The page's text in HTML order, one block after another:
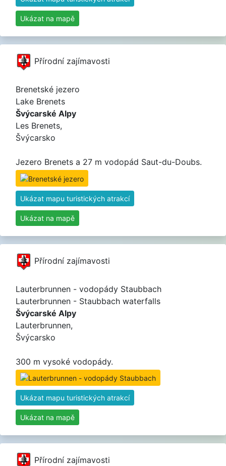
Ukázat na mapě
Přírodní zajímavosti
Brenetské jezero
Lake Brenets
Švýcarské Alpy
Les Brenets,
Švýcarsko
Jezero Brenets a 27 m vodopád Saut-du-Doubs.
Ukázat mapu turistických atrakcí
Ukázat na mapě
Přírodní zajímavosti
Lauterbrunnen - vodopády Staubbach
Lauterbrunnen - Staubbach waterfalls
Švýcarské Alpy
Lauterbrunnen,
Švýcarsko
300 m vysoké vodopády.
Ukázat mapu turistických atrakcí
Ukázat na mapě
Přírodní zajímavosti